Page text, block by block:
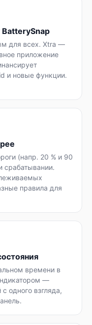
для всех. Xtra —
приложение
и новые функции.
(напр. 20 % и 90
срабатывании.
правила для
времени в
—
одного взгляда,